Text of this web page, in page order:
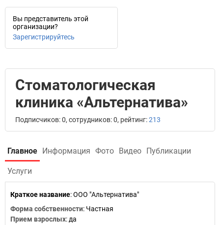
Вы представитель этой
организации?
Зарегистрируйтесь
Стоматологическая
клиника «Альтернатива»
Подписчиков: 0, сотрудников: 0, рейтинг:213
Главное Информация Фото Видео Публикации
Услуги
Краткое название:ООО "Альтернатива"
Форма собственности: Частная
Прием взрослых: да